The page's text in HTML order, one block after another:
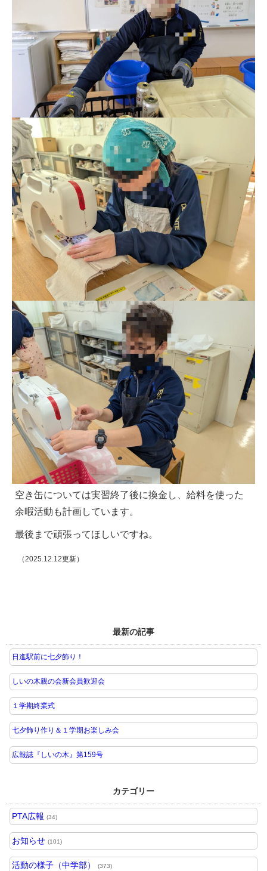
空き缶については実習終了後に換金し、給料を使った
余暇活動も計画しています。
最後まで頑張ってほしいですね。
（2025.12.12更新）
最新の記事
日進駅前に七夕飾り！
しいの木親の会新会員歓迎会
１学期終業式
七夕飾り作り＆１学期お楽しみ会
広報誌『しいの木』第159号
カテゴリー
PTA広報 (34)
お知らせ (101)
活動の様子（中学部） (373)